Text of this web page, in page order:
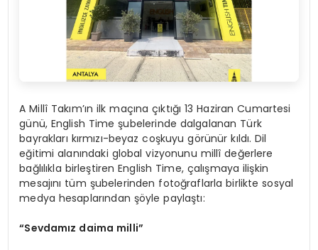
A Millî Takım’ın ilk maçına çıktığı 13 Haziran Cumartesi
günü, English Time şubelerinde dalgalanan Türk
bayrakları kırmızı-beyaz coşkuyu görünür kıldı. Dil
eğitimi alanındaki global vizyonunu millî değerlere
bağlılıkla birleştiren English Time, çalışmaya ilişkin
mesajını tüm şubelerinden fotoğraflarla birlikte sosyal
medya hesaplarından şöyle paylaştı:
“Sevdamız daima milli”